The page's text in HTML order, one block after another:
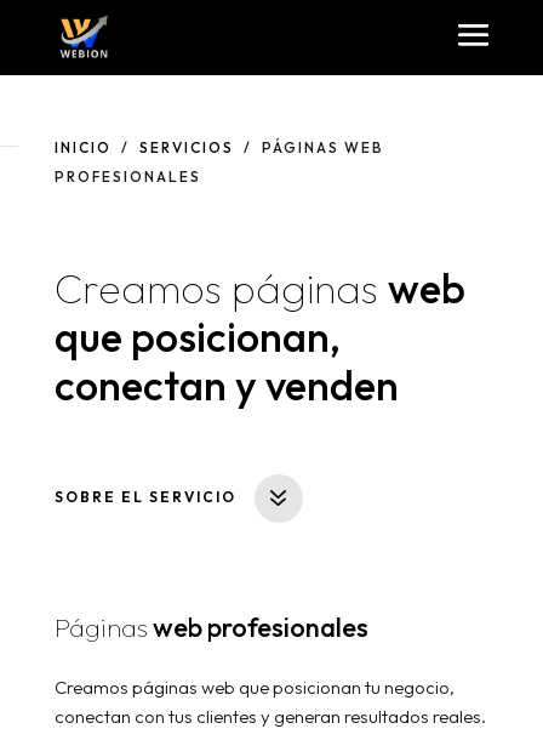
INICIO / SERVICIOS
/ PÁGINAS WEB
PROFESIONALES
Creamos páginas web
que posicionan,
conectan y venden
SOBRE EL SERVICIO
Páginasweb profesionales
Creamos páginas web que posicionan tu negocio,
conectan con tus clientes y generan resultados reales.